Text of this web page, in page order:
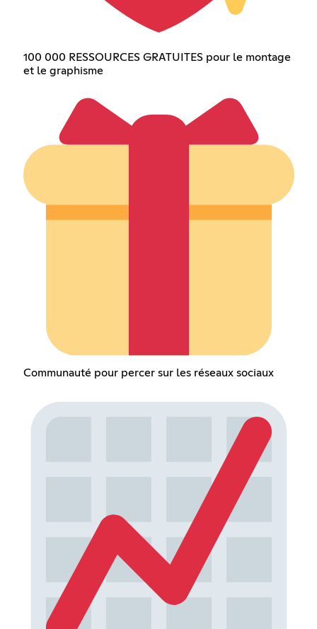
100 000 RESSOURCES GRATUITES pour le montage
et le graphisme
Communauté pour percer sur les réseaux sociaux